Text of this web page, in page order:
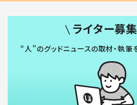
ライター募集
“人”のグッドニュースの取材・執筆